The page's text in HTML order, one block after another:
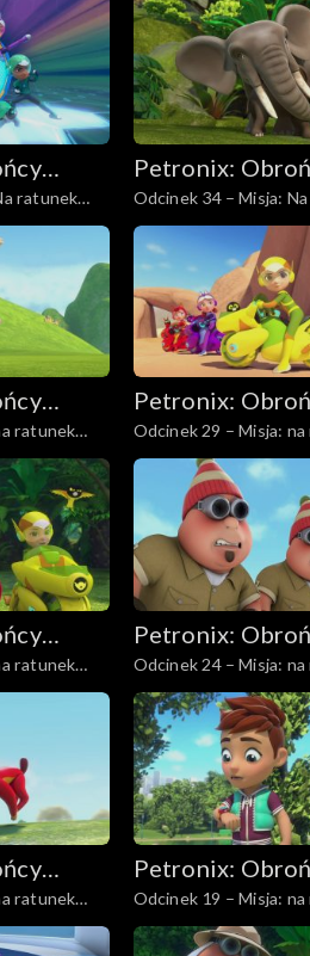
ratunek
Petronix:
zwierząt
Odcinek 34 – Misja:
rodzinie słoni
ratunek
Petronix:
zwierząt
Odcinek 29 – Misja:
słoniątku
ratunek
Petronix:
zwierząt
Odcinek 24 – Misja:
niedźwiedziowi
ratunek
Petronix:
zwierząt
Odcinek 19 – Misja:
kondorowi